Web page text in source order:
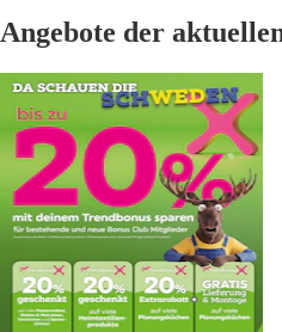
Angebote der